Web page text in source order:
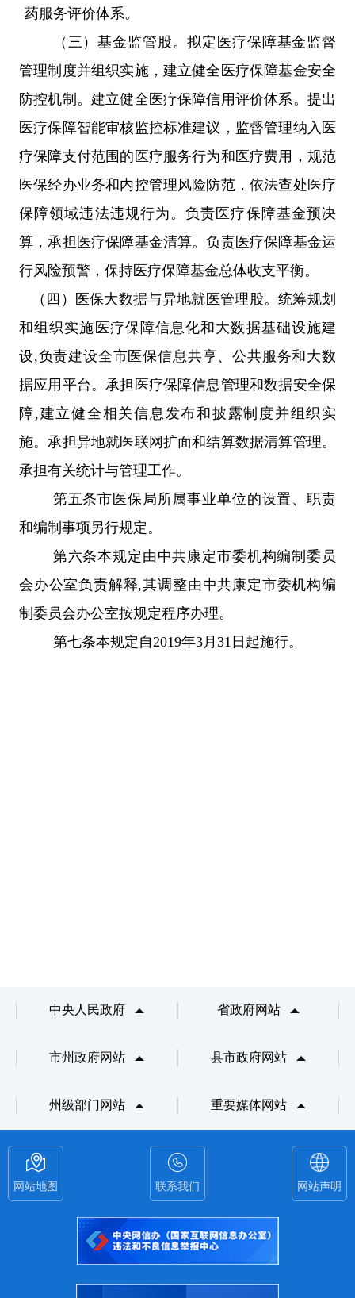
药服务评价体系。
（三）基金监管 股 。拟定 医疗保障基金监督
管理制度并组织实施，建立健全医疗保障基金安全
防控机制。建立健全医疗保障信用评价体系。 提出
医疗保障智能审核监控标准建议 ，监督管理纳入医
疗保障支付范围的医疗服务行为和医疗费用，规范
医保经办业务和内控管理风险防范，依法查处医疗
保障领域违法违规行为。负责医疗保障基金预决
算，承担医疗保障基金清算。负责医疗保障基金运
行风险预警，保持医疗保障基金总体收支平衡。
（四）
医保大数据与异地就医管理 股。统筹规划
和组织实施医疗保障信息化和大数据基础设施建
设,负责建设全市医保信息共享、公共服务和大数
据应用平台。承担医疗保障信息管理和数据安全保
障,建立健全相关信息发布和披露制度并组织实
施。承担异地就医联网扩面和结算数据清算管理。
承担有关统计与管理工作。
第五条市医保局所属事业单位的设置、职责
和编制事项另行规定。
第六条本规定由中共康定市委机构编制委员
会办公室负责解释,其调整由中共康定市委机构编
制委员会办公室按规定程序办理。
第七条本规定自 2019年3月 31 日起施行。
中央人民政府 省政府网站
市州政府网站 县市政府网站
州级部门网站 重要媒体网站
网站地图 联系我们 网站声明